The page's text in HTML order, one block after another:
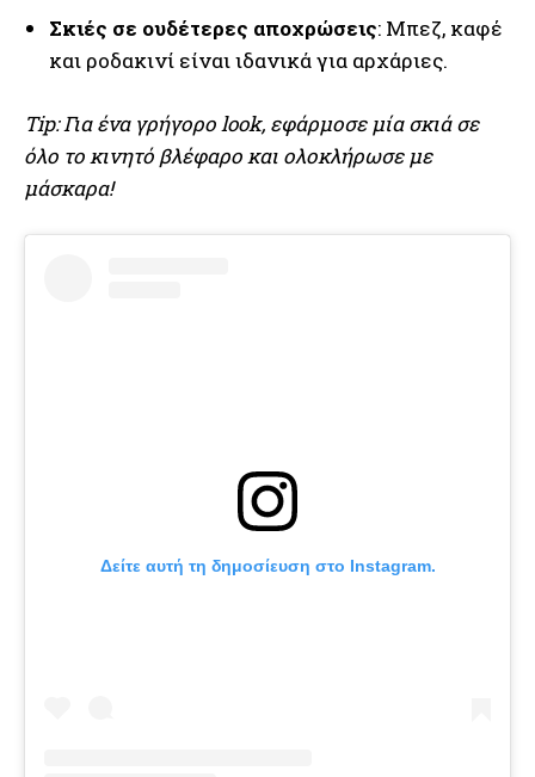
Σκιές σε ουδέτερες αποχρώσεις: Μπεζ, καφέ
και ροδακινί είναι ιδανικά για αρχάριες.
Tip: Για ένα γρήγορο look, εφάρμοσε μία σκιά σε
όλο το κινητό βλέφαρο και ολοκλήρωσε με
μάσκαρα!
Δείτε αυτή τη δημοσίευση στο Instagram.